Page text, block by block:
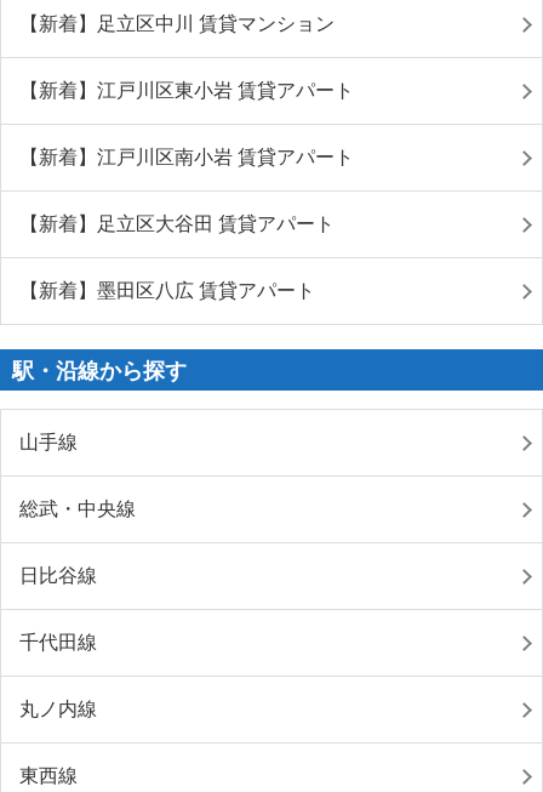
【新着】足立区中川 賃貸マンション
【新着】江戸川区東小岩 賃貸アパート
【新着】江戸川区南小岩 賃貸アパート
【新着】足立区大谷田 賃貸アパート
【新着】墨田区八広 賃貸アパート
駅・沿線から探す
山手線
総武・中央線
日比谷線
千代田線
丸ノ内線
東西線